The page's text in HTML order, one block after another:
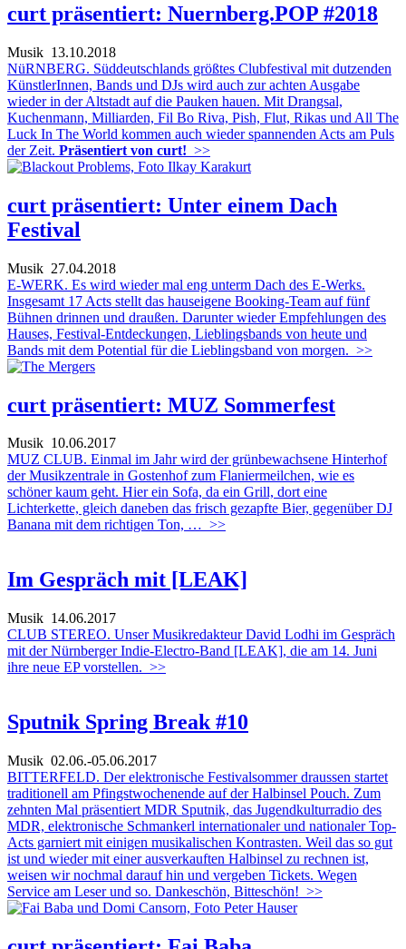
curt präsentiert: Nuernberg.POP #2018
Musik 13.10.2018
NüRNBERG. Süddeutschlands größtes Clubfestival mit dutzenden
KünstlerInnen, Bands und DJs wird auch zur achten Ausgabe
wieder in der Altstadt auf die Pauken hauen. Mit Drangsal,
Kuchenmann, Milliarden, Fil Bo Riva, Pish, Flut, Rikas und All The
Luck In The World kommen auch wieder spannenden Acts am Puls
der Zeit. Präsentiert von curt! >>
curt präsentiert: Unter einem Dach
Festival
Musik 27.04.2018
E-WERK. Es wird wieder mal eng unterm Dach des E-Werks.
Insgesamt 17 Acts stellt das hauseigene Booking-Team auf fünf
Bühnen drinnen und draußen. Darunter wieder Empfehlungen des
Hauses, Festival-Entdeckungen, Lieblingsbands von heute und
Bands mit dem Potential für die Lieblingsband von morgen. >>
curt präsentiert: MUZ Sommerfest
Musik 10.06.2017
MUZ CLUB. Einmal im Jahr wird der grünbewachsene Hinterhof
der Musikzentrale in Gostenhof zum Flaniermeilchen, wie es
schöner kaum geht. Hier ein Sofa, da ein Grill, dort eine
Lichterkette, gleich daneben das frisch gezapfte Bier, gegenüber DJ
Banana mit dem richtigen Ton, … >>
Im Gespräch mit [LEAK]
Musik 14.06.2017
CLUB STEREO. Unser Musikredakteur David Lodhi im Gespräch
mit der Nürnberger Indie-Electro-Band [LEAK], die am 14. Juni
ihre neue EP vorstellen. >>
Sputnik Spring Break #10
Musik 02.06.-05.06.2017
BITTERFELD. Der elektronische Festivalsommer draussen startet
traditionell am Pfingstwochenende auf der Halbinsel Pouch. Zum
zehnten Mal präsentiert MDR Sputnik, das Jugendkulturradio des
MDR, elektronische Schmankerl internationaler und nationaler Top-
Acts garniert mit einigen musikalischen Kontrasten. Weil das so gut
ist und wieder mit einer ausverkauften Halbinsel zu rechnen ist,
weisen wir nochmal darauf hin und vergeben Tickets. Wegen
Service am Leser und so. Dankeschön, Bitteschön! >>